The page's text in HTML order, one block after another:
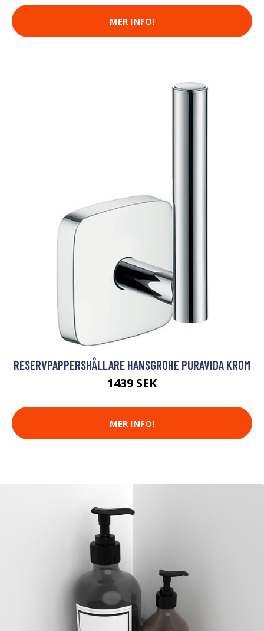
MER INFO!
RESERVPAPPERSHÅLLARE HANSGROHE PURAVIDA KROM
1439 SEK
MER INFO!